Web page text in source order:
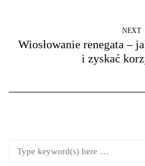
NEXT
Wiosłowanie renegata –
i zyskać